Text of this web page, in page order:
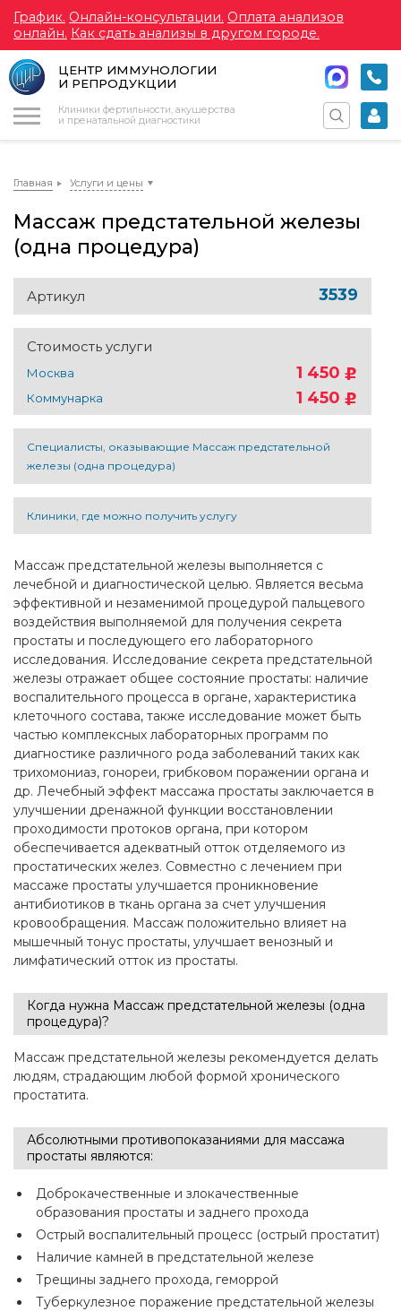
График. Онлайн-консультации. Оплата анализов
онлайн. Как сдать анализы в другом городе.
ЦЕНТР ИММУНОЛОГИИ
И РЕПРОДУКЦИИ
Клиники фертильности, акушерства
и пренатальной диагностики
Главная Услуги и цены
Массаж предстательной железы
(одна процедура)
Артикул 3539
Стоимость услуги
Москва 1 450
Коммунарка 1 450
Специалисты, оказывающие Массаж предстательной
железы (одна процедура)
Клиники, где можно получить услугу
Массаж предстательной железы выполняется с
лечебной и диагностической целью. Является весьма
эффективной и незаменимой процедурой пальцевого
воздействия выполняемой для получения секрета
простаты и последующего его лабораторного
исследования. Исследование секрета предстательной
железы отражает общее состояние простаты: наличие
воспалительного процесса в органе, характеристика
клеточного состава, также исследование может быть
частью комплексных лабораторных программ по
диагностике различного рода заболеваний таких как
трихомониаз, гонореи, грибковом поражении органа и
др. Лечебный эффект массажа простаты заключается в
улучшении дренажной функции восстановлении
проходимости протоков органа, при котором
обеспечивается адекватный отток отделяемого из
простатических желез. Совместно с лечением при
массаже простаты улучшается проникновение
антибиотиков в ткань органа за счет улучшения
кровообращения. Массаж положительно влияет на
мышечный тонус простаты, улучшает венозный и
лимфатический отток из простаты.
Когда нужна Массаж предстательной железы (одна
процедура)?
Массаж предстательной железы рекомендуется делать
людям, страдающим любой формой хронического
простатита.
Абсолютными противопоказаниями для массажа
простаты являются:
Доброкачественные и злокачественные
образования простаты и заднего прохода
Острый воспалительный процесс (острый простатит)
Наличие камней в предстательной железе
Трещины заднего прохода, геморрой
Туберкулезное поражение предстательной железы